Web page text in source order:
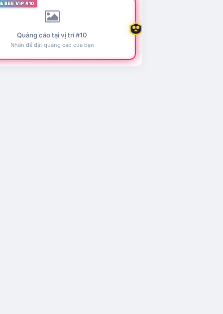
BEE VIP #10
Quảng cáo tại vị trí #10
Nhấn để đặt quảng cáo của bạn